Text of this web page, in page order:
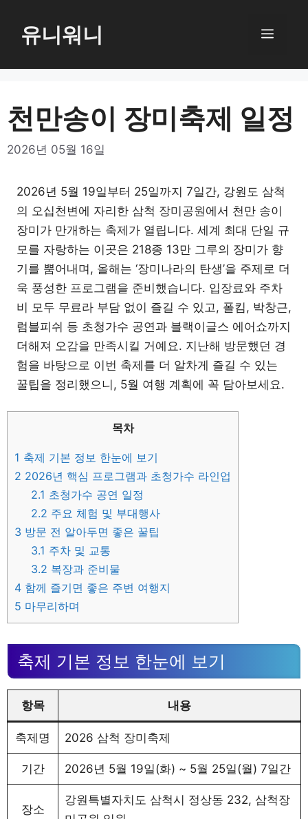
로
뛰
기
유니워니 메
천만송이 장미축제 일정
2026년 05월 16일
2026년 5월 19일부터 25일까지 7일간, 강원도 삼척
의 오십천변에 자리한 삼척 장미공원에서 천만 송이
장미가 만개하는 축제가 열립니다. 세계 최대 단일 규
모를 자랑하는 이곳은 218종 13만 그루의 장미가 향
기를 뿜어내며, 올해는 ‘장미나라의 탄생’을 주제로 더
욱 풍성한 프로그램을 준비했습니다. 입장료와 주차
비 모두 무료라 부담 없이 즐길 수 있고, 폴킴, 박창근,
럼블피쉬 등 초청가수 공연과 블랙이글스 에어쇼까지
더해져 오감을 만족시킬 거예요. 지난해 방문했던 경
험을 바탕으로 이번 축제를 더 알차게 즐길 수 있는
꿀팁을 정리했으니, 5월 여행 계획에 꼭 담아보세요.
목차
1 축제 기본 정보 한눈에 보기
2 2026년 핵심 프로그램과 초청가수 라인업
2.1 초청가수 공연 일정
2.2 주요 체험 및 부대행사
3 방문 전 알아두면 좋은 꿀팁
3.1 주차 및 교통
3.2 복장과 준비물
4 함께 즐기면 좋은 주변 여행지
5 마무리하며
축제 기본 정보 한눈에 보기
항목 내용
축제명 2026 삼척 장미축제
기간 2026년 5월 19일(화) ~ 5월 25일(월) 7일간
장소
강원특별자치도 삼척시 정상동 232, 삼척장